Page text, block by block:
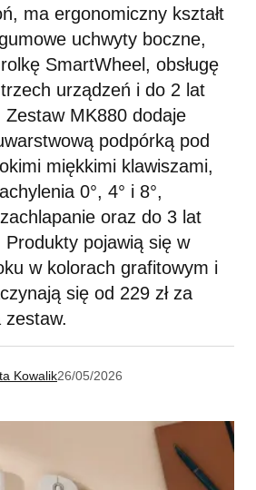
ma ergonomiczny kształt
uchwyty boczne,
SmartWheel, obsługę
urządzeń i do 2 lat
MK880 dodaje
podpórką pod
miękkimi klawiszami,
0°, 4° i 8°,
oraz do 3 lat
pojawią się w
w kolorach grafitowym i
się od 229 zł za
zestaw.
Kowalik26/05/2026